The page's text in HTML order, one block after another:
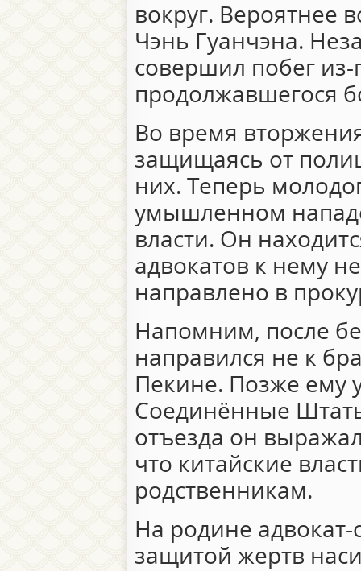
вокруг. Вероятнее
Чэнь Гуанчэна.
совершил побег
продолжавшегося
Во время
защищаясь от
них. Теперь
умышленном
власти. Он
адвокатов к нему
направлено в
Напомним, после
направился не к
Пекине. Позже ему
Соединённые
отъезда он
что китайские
родственникам.
На родине
защитой жертв